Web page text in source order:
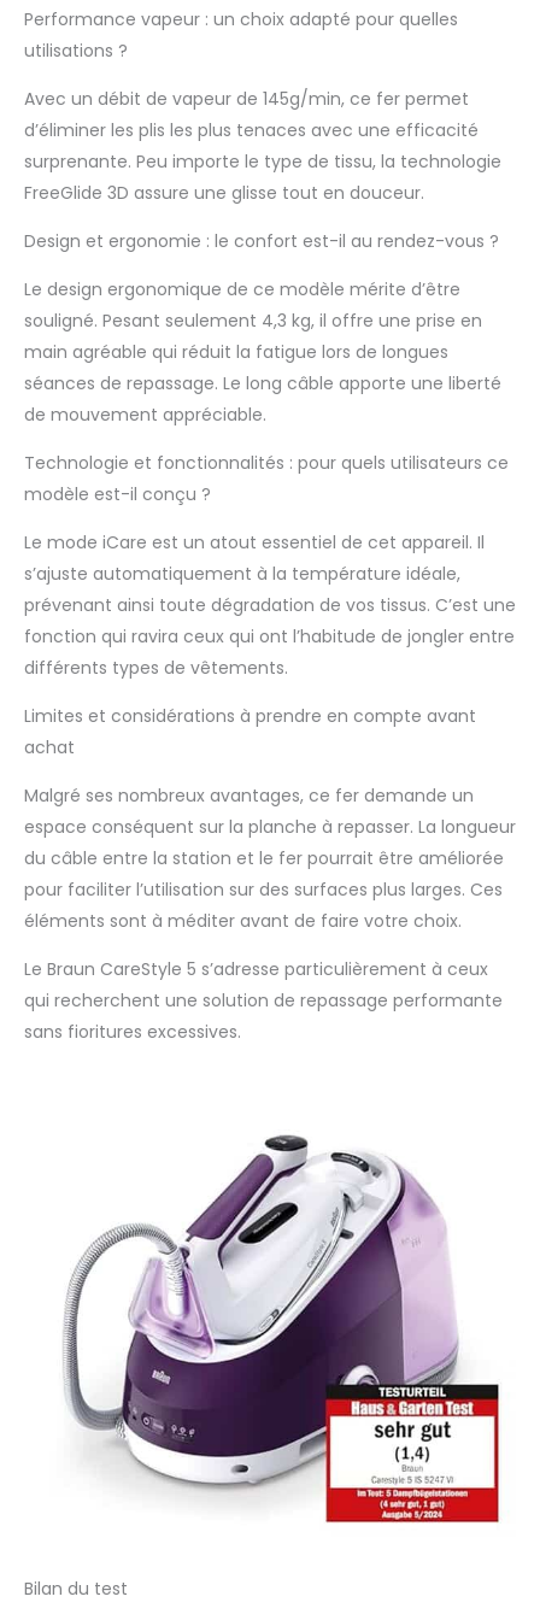
GLISSANTE : semelle
360° dans toutes les
directions, même en
arrière, en évitant les
accrocs sur boutons,
poches et fermetures
TOUS LES TISSUS :
intelligente adaptée à
tous les textiles, des
plus délicats aux plus
épais, pour protéger
les vêtements tout en
garantissant un
et sans réglages
vapeur verticale
idéale pour défroisser
rapidement rideaux,
vestes et vêtements
suspendus sans
planche à repasser
L : grande capacité,
longues sessions de
repassage avec
moins d’interruptions
pour plus de confort
au quotidien
Performance vapeur : un choix adapté pour quelles
utilisations ?
Avec un débit de vapeur de 145g/min, ce fer permet
d’éliminer les plis les plus tenaces avec une efficacité
surprenante. Peu importe le type de tissu, la technologie
FreeGlide 3D assure une glisse tout en douceur.
Design et ergonomie : le confort est-il au rendez-vous ?
Le design ergonomique de ce modèle mérite d’être
souligné. Pesant seulement 4,3 kg, il offre une prise en
main agréable qui réduit la fatigue lors de longues
séances de repassage. Le long câble apporte une liberté
de mouvement appréciable.
Technologie et fonctionnalités : pour quels utilisateurs ce
modèle est-il conçu ?
Le mode iCare est un atout essentiel de cet appareil. Il
s’ajuste automatiquement à la température idéale,
prévenant ainsi toute dégradation de vos tissus. C’est une
fonction qui ravira ceux qui ont l’habitude de jongler entre
différents types de vêtements.
Limites et considérations à prendre en compte avant
achat
Malgré ses nombreux avantages, ce fer demande un
espace conséquent sur la planche à repasser. La longueur
du câble entre la station et le fer pourrait être améliorée
pour faciliter l’utilisation sur des surfaces plus larges. Ces
éléments sont à méditer avant de faire votre choix.
Le Braun CareStyle 5 s’adresse particulièrement à ceux
qui recherchent une solution de repassage performante
sans fioritures excessives.
Bilan du test